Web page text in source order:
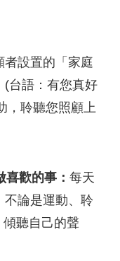
者設置的「家庭
(台語：有您真好
，聆聽您照顧上
歡的事： 每天
不論是運動、聆
聽自己的聲